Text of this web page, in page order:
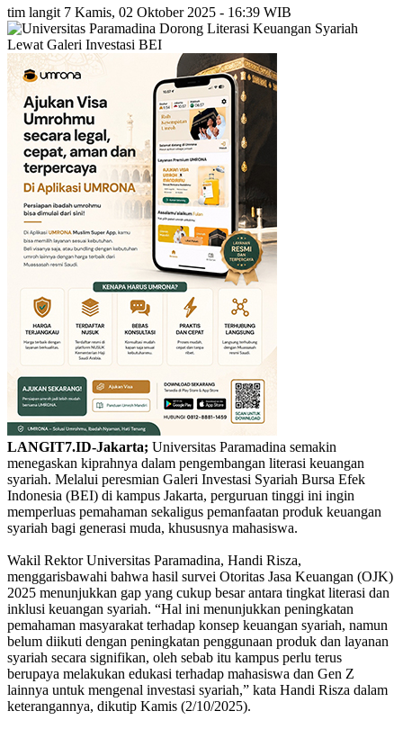
tim langit 7 Kamis, 02 Oktober 2025 - 16:39 WIB
LANGIT7.ID-Jakarta; Universitas Paramadina semakin
menegaskan kiprahnya dalam pengembangan literasi keuangan
syariah. Melalui peresmian Galeri Investasi Syariah Bursa Efek
Indonesia (BEI) di kampus Jakarta, perguruan tinggi ini ingin
memperluas pemahaman sekaligus pemanfaatan produk keuangan
syariah bagi generasi muda, khususnya mahasiswa.
Wakil Rektor Universitas Paramadina, Handi Risza,
menggarisbawahi bahwa hasil survei Otoritas Jasa Keuangan (OJK)
2025 menunjukkan gap yang cukup besar antara tingkat literasi dan
inklusi keuangan syariah. “Hal ini menunjukkan peningkatan
pemahaman masyarakat terhadap konsep keuangan syariah, namun
belum diikuti dengan peningkatan penggunaan produk dan layanan
syariah secara signifikan, oleh sebab itu kampus perlu terus
berupaya melakukan edukasi terhadap mahasiswa dan Gen Z
lainnya untuk mengenal investasi syariah,” kata Handi Risza dalam
keterangannya, dikutip Kamis (2/10/2025).